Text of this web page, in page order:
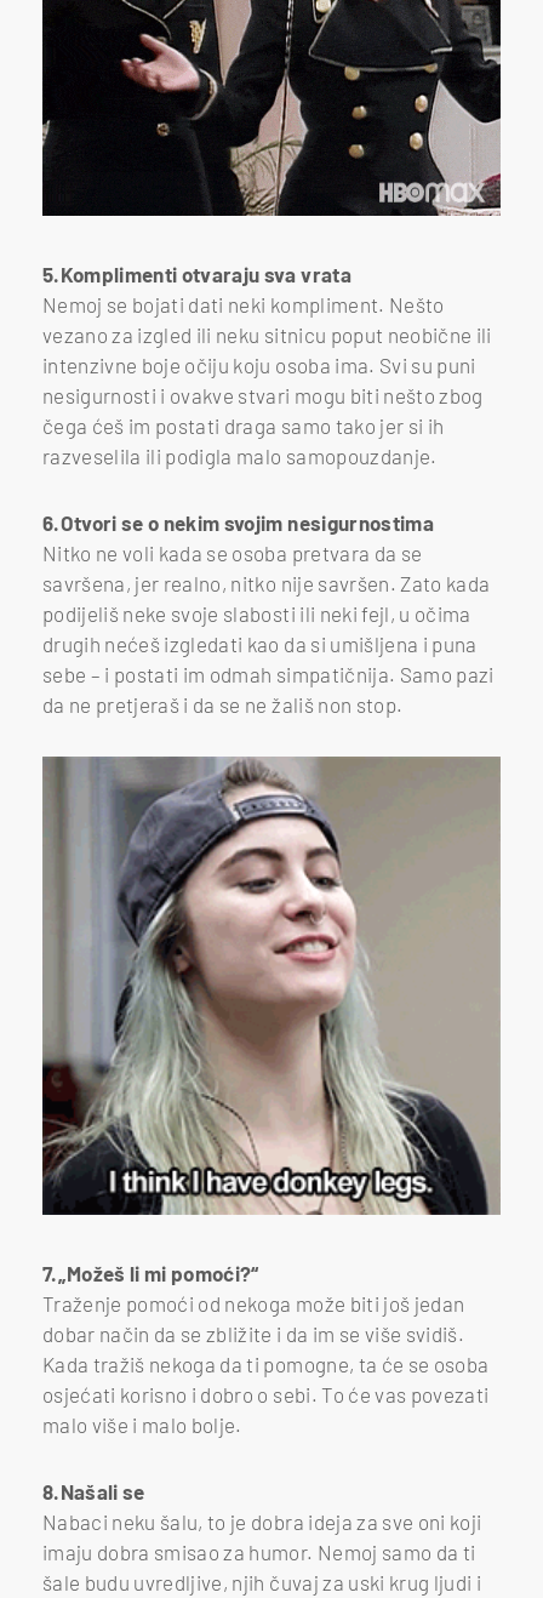
5.Komplimenti otvaraju sva vrata
Nemoj se bojati dati neki kompliment. Nešto
vezano za izgled ili neku sitnicu poput neobične ili
intenzivne boje očiju koju osoba ima. Svi su puni
nesigurnosti i ovakve stvari mogu biti nešto zbog
čega ćeš im postati draga samo tako jer si ih
razveselila ili podigla malo samopouzdanje.
6.Otvori se o nekim svojim nesigurnostima
Nitko ne voli kada se osoba pretvara da se
savršena, jer realno, nitko nije savršen. Zato kada
podijeliš neke svoje slabosti ili neki fejl, u očima
drugih nećeš izgledati kao da si umišljena i puna
sebe – i postati im odmah simpatičnija. Samo pazi
da ne pretjeraš i da se ne žališ non stop.
7.„Možeš li mi pomoći?“
Traženje pomoći od nekoga može biti još jedan
dobar način da se zbližite i da im se više svidiš.
Kada tražiš nekoga da ti pomogne, ta će se osoba
osjećati korisno i dobro o sebi. To će vas povezati
malo više i malo bolje.
8.Našali se
Nabaci neku šalu, to je dobra ideja za sve oni koji
imaju dobra smisao za humor. Nemoj samo da ti
šale budu uvredljive, njih čuvaj za uski krug ljudi i